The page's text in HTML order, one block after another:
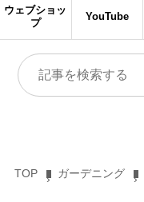
ウェブショッ
プ
YouTube
TOP ガーデニング